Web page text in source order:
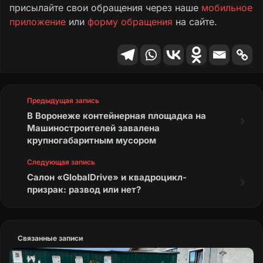
присылайте свои обращения через наше мобильное
приложение или форму обращения на сайте.
Предыдущая запись
В Воронеже контейнерная площадка на
Машиностроителей завалена
крупногабаритным мусором
Следующая запись
Салон «GlobalDrive» и квадроцикл-
призрак: развод или нет?
Связанные записи